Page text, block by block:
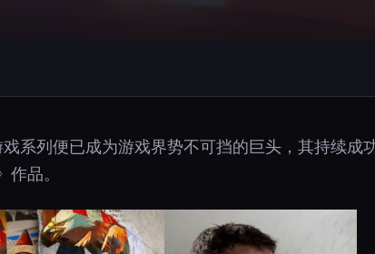
系列便已成为游戏界势不可挡的巨头，其持续成
品。